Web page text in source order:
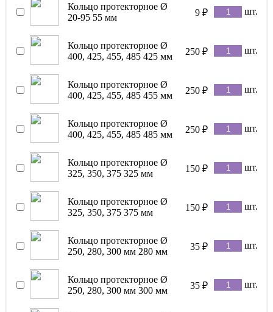
Кольцо протекторное Ø
20-95 55 мм
9 ₽ шт.
Кольцо протекторное Ø
400, 425, 455, 485 425 мм
250 ₽ шт.
Кольцо протекторное Ø
400, 425, 455, 485 455 мм
250 ₽ шт.
Кольцо протекторное Ø
400, 425, 455, 485 485 мм
250 ₽ шт.
Кольцо протекторное Ø
325, 350, 375 325 мм
150 ₽ шт.
Кольцо протекторное Ø
325, 350, 375 375 мм
150 ₽ шт.
Кольцо протекторное Ø
250, 280, 300 мм 280 мм
35 ₽ шт.
Кольцо протекторное Ø
250, 280, 300 мм 300 мм
35 ₽ шт.